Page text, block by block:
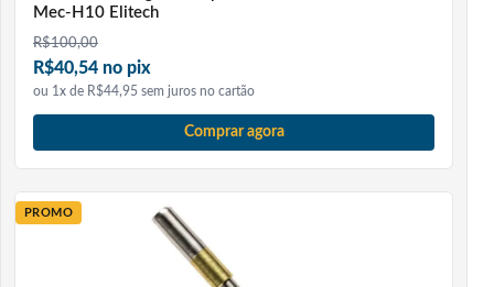
Mec-H10 Elitech
R$100,00
R$40,54 no pix
ou 1x de R$44,95 sem juros no cartão
Comprar agora
PROMO